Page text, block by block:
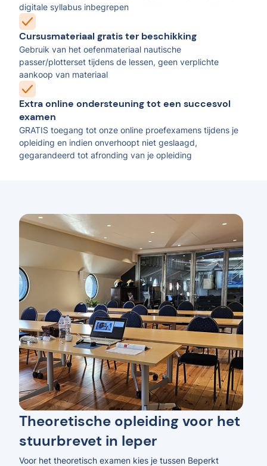
digitale syllabus inbegrepen
Cursusmateriaal gratis ter beschikking
Gebruik van het oefenmateriaal nautische
passer/plotterset tijdens de lessen, geen verplichte
aankoop van materiaal
Extra online ondersteuning tot een succesvol
examen
GRATIS toegang tot onze online proefexamens tijdens je
opleiding en indien onverhoopt niet geslaagd,
gegarandeerd tot afronding van je opleiding
Theoretische opleiding voor het
stuurbrevet in Ieper
Voor het theoretisch examen kies je tussen Beperkt